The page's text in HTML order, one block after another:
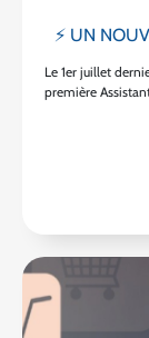
⚡ UN
Le 1er juillet
première